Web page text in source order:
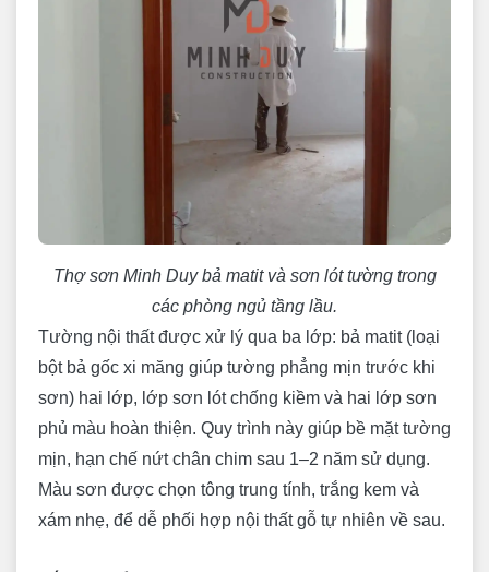
Thợ sơn Minh Duy bả matit và sơn lót tường trong
các phòng ngủ tầng lầu.
Tường nội thất được xử lý qua ba lớp: bả matit (loại
bột bả gốc xi măng giúp tường phẳng mịn trước khi
sơn) hai lớp, lớp sơn lót chống kiềm và hai lớp sơn
phủ màu hoàn thiện. Quy trình này giúp bề mặt tường
mịn, hạn chế nứt chân chim sau 1–2 năm sử dụng.
Màu sơn được chọn tông trung tính, trắng kem và
xám nhẹ, để dễ phối hợp nội thất gỗ tự nhiên về sau.